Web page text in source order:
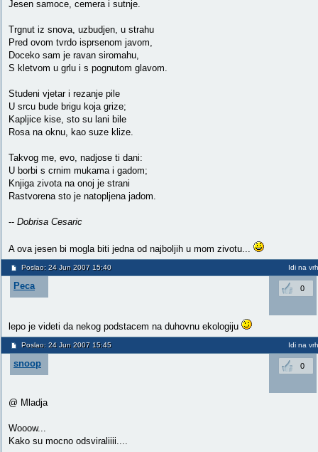
Jesen samoce, cemera i sutnje.
Trgnut iz snova, uzbudjen, u strahu
Pred ovom tvrdo isprsenom javom,
Doceko sam je ravan siromahu,
S kletvom u grlu i s pognutom glavom.
Studeni vjetar i rezanje pile
U srcu bude brigu koja grize;
Kapljice kise, sto su lani bile
Rosa na oknu, kao suze klize.
Takvog me, evo, nadjose ti dani:
U borbi s crnim mukama i gadom;
Knjiga zivota na onoj je strani
Rastvorena sto je natopljena jadom.
-- Dobrisa Cesaric
A ova jesen bi mogla biti jedna od najboljih u mom zivotu...
Poslao: 24 Jun 2007 15:40 Idi na vrh
Peca 0
lepo je videti da nekog podstacem na duhovnu ekologiju
Poslao: 24 Jun 2007 15:45 Idi na vrh
snoop 0
@ Mladja
Wooow...
Kako su mocno odsviraliiii....